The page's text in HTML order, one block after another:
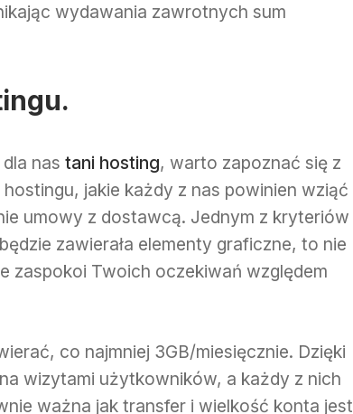
wydawania zawrotnych sum
nas tani hosting, warto zapoznać się z
jakie każdy z nas powinien wziąć
umowy z dostawcą. Jednym z kryteriów
zawierała elementy graficzne, to nie
zaspokoi Twoich oczekiwań względem
co najmniej 3GB/miesięcznie. Dzięki
wizytami użytkowników, a każdy z nich
ważna jak transfer i wielkość konta jest